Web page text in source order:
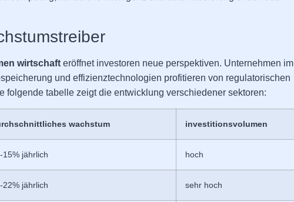
wirtschaft eröffnet investoren neue perspektiven. Unternehmen im
und effizienztechnologien profitieren von regulatorischen
folgende tabelle zeigt die entwicklung verschiedener sektoren:
wachstum investitionsvolumen
15% jährlich hoch
22% jährlich sehr hoch